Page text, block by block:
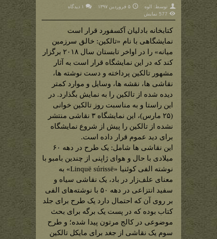
توسط: الوه ۵ فروردین ۱۳۹۷
۱ دیدگاه
577 نمایش
کتابخانه بادلیان آکسفورد قرار است
نمایشگاهی با نام «تالکین: خالق سرزمین
میانه» را در اواخر تابستان سال ۲۰۱۸ برگزار
کند که در این نمایشگاه قرار است به آثار
مشهور تالکین پرداخته و دست نوشته ها،
نقاشی ها، نقشه ها، وسایل و موارد کمتر
دیده شده از تالکین را به نمایش بگذارد. در
این راستا و به مناسبت روز تالکین خوانی
(۲۵ مارس)، این نمایشگاه ۳ نقاشی منتشر
نشده از تالکین را پیش از شروع نمایشگاه
برای دید عموم قرار داده است.
این نقاشی ها شامل: یک طرح در دهه ۶۰
میلادی با حال و هوای ژاپنی از چندین بامبو با
نوشته الفی کوئنیا «Linquë súrissë» به
معنای علف‌زار در باد، یک نقاشی سیاه و
سفید انتزاعی در دهه ۵۰ با نوشته‌های الفی
بر روی آن که احتمال دارد یک طرح برای جلد
کتاب بوده که در پست یک برگه برای بحث
موضوعی در کالج مرتون پیدا شده؛ و طرح
سوم یک نقاشی از جغد برای مایکل تالکین